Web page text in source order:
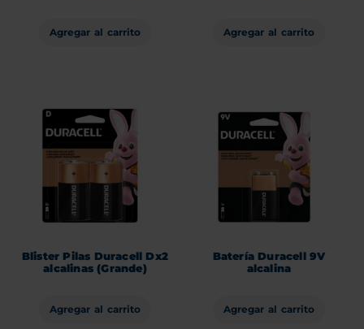
Agregar al carrito Agregar al carrito
Blister Pilas Duracell Dx2
alcalinas (Grande)
Agregar al carrito
Batería Duracell 9V
alcalina
Agregar al carrito